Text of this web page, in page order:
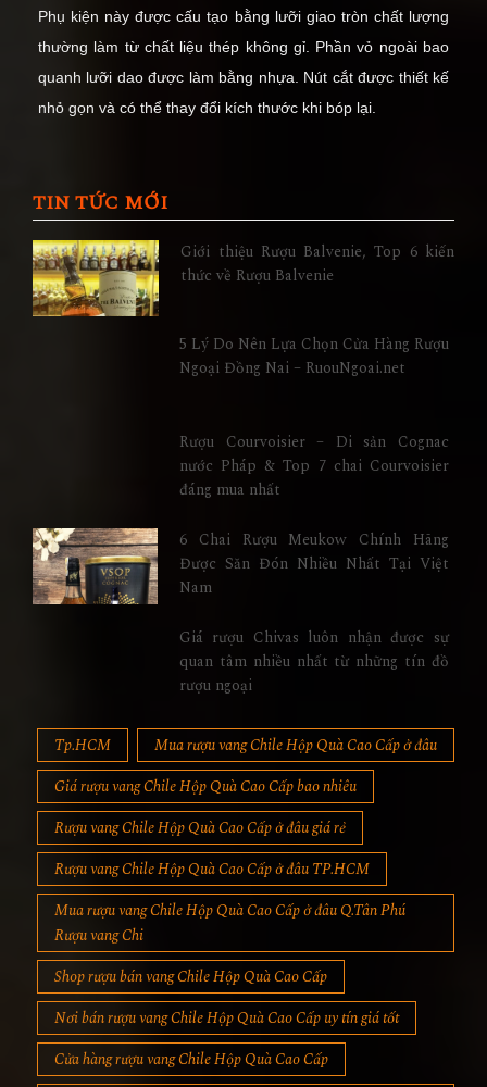
Phụ kiện này được cấu tạo bằng lưỡi giao tròn chất lượng
thường làm từ chất liệu thép không gỉ. Phần vỏ ngoài bao
quanh lưỡi dao được làm bằng nhựa. Nút cắt được thiết kế
nhỏ gọn và có thể thay đổi kích thước khi bóp lại.
TIN TỨC MỚI
Giới thiệu Rượu Balvenie, Top 6 kiến
thức về Rượu Balvenie
5 Lý Do Nên Lựa Chọn Cửa Hàng Rượu
Ngoại Đồng Nai – RuouNgoai.net
Rượu Courvoisier – Di sản Cognac
nước Pháp & Top 7 chai Courvoisier
đáng mua nhất
6 Chai Rượu Meukow Chính Hãng
Được Săn Đón Nhiều Nhất Tại Việt
Nam
Giá rượu Chivas luôn nhận được sự
quan tâm nhiều nhất từ những tín đồ
rượu ngoại
Tp.HCM
Mua rượu vang Chile Hộp Quà Cao Cấp ở đâu
Giá rượu vang Chile Hộp Quà Cao Cấp bao nhiêu
Rượu vang Chile Hộp Quà Cao Cấp ở đâu giá rẻ
Rượu vang Chile Hộp Quà Cao Cấp ở đâu TP.HCM
Mua rượu vang Chile Hộp Quà Cao Cấp ở đâu Q.Tân Phú
Rượu vang Chi
Shop rượu bán vang Chile Hộp Quà Cao Cấp
Nơi bán rượu vang Chile Hộp Quà Cao Cấp uy tín giá tốt
Cửa hàng rượu vang Chile Hộp Quà Cao Cấp